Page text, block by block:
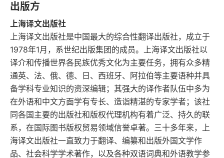
一〇
一一
一二
一三
一四
一五
出版方
上海译文出版社
上海译文出版社是中国最大的综合性翻译出版社，成立于
1978年1月，系世纪出版集团的成员。上海译文出版社以
译介和传播世界各民族优秀文化为主要任务，拥有众多精
通英、法、俄、德、日、西班牙、阿拉伯等主要语种并具
备学科专业知识的资深编辑；其强大的译作者队伍中多为
在外语和中文方面学有专长、造诣精湛的专家学者；该社
同各国主要的出版社和版权代理机构有着广泛、持久的联
系，在国际图书版权贸易领域信誉卓著。三十多年来，上
海译文出版社一直致力于翻译、编纂和出版外国文学作
品、社会科学学术著作，以及各种双语词典和外语教学参